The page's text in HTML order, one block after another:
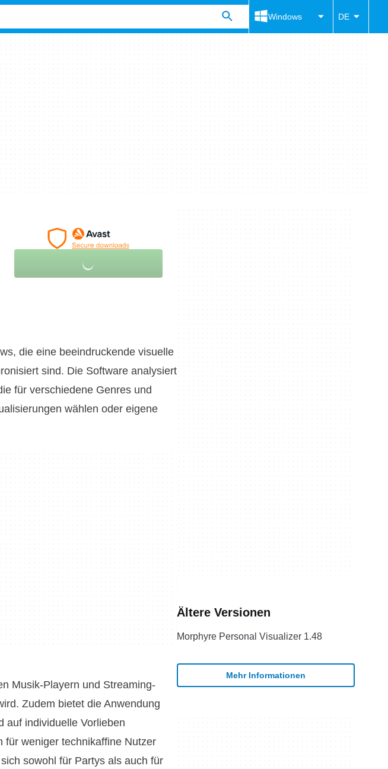
Windows DE
die eine beeindruckende visuelle
sind. Die Software analysiert
für verschiedene Genres und
wählen oder eigene
Musik-Playern und Streaming-
Zudem bietet die Anwendung
auf individuelle Vorlieben
für weniger technikaffine Nutzer
sowohl für Partys als auch für
Ältere Versionen
Morphyre Personal Visualizer 1.48
Mehr Informationen